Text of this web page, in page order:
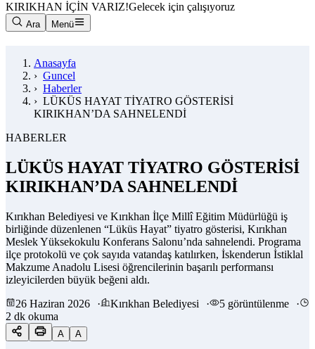
KIRIKHAN İÇİN VARIZ!Gelecek için çalışıyoruz
Ara Menü
Anasayfa
› Guncel
› Haberler
› LÜKÜS HAYAT TİYATRO GÖSTERİSİ
KIRIKHAN’DA SAHNELENDİ
HABERLER
LÜKÜS HAYAT TİYATRO GÖSTERİSİ
KIRIKHAN’DA SAHNELENDİ
Kırıkhan Belediyesi ve Kırıkhan İlçe Millî Eğitim Müdürlüğü iş
birliğinde düzenlenen “Lüküs Hayat” tiyatro gösterisi, Kırıkhan
Meslek Yüksekokulu Konferans Salonu’nda sahnelendi. Programa
ilçe protokolü ve çok sayıda vatandaş katılırken, İskenderun İstiklal
Makzume Anadolu Lisesi öğrencilerinin başarılı performansı
izleyicilerden büyük beğeni aldı.
26 Haziran 2026
· Kırıkhan Belediyesi · 5 görüntülenme
·
2 dk okuma
A A